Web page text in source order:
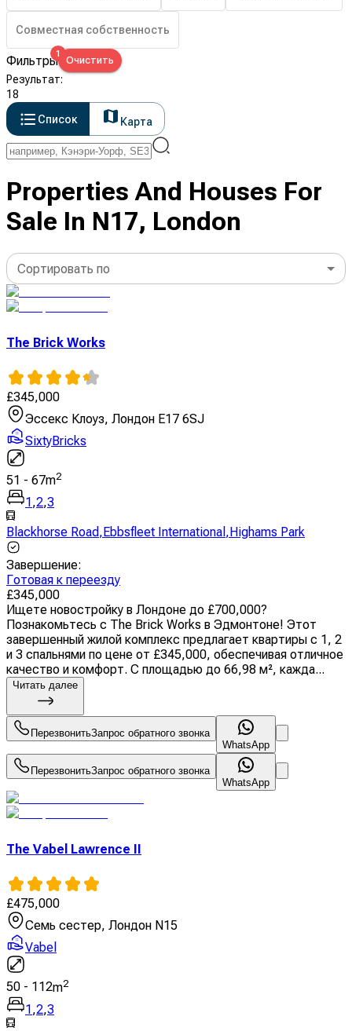
Совместная собственность
Фильтры1
Очистить
Результат:
18
Список
Карта
Properties And Houses For
Sale In N17, London
Сортировать по
The Brick Works
£345,000
Эссекс Клоуз, Лондон E17 6SJ
SixtyBricks
51 - 67m2
1 ,2,3
Blackhorse Road, Ebbsfleet International , Highams Park
Завершение:
Готовая к переезду
£345,000
Ищете новостройку в Лондоне до £700,000?
Познакомьтесь с The Brick Works в Эдмонтоне! Этот
завершенный жилой комплекс предлагает квартиры с 1, 2
и 3 спальнями по цене от £345,000, обеспечивая отличное
качество и комфорт. С площадью до 66,98 м², кажда...
Читать далее
ПерезвонитьЗапрос обратного звонка
WhatsApp
ПерезвонитьЗапрос обратного звонка
WhatsApp
The Vabel Lawrence II
£475,000
Семь сестер, Лондон N15
Vabel
50 - 112m2
1,2,3